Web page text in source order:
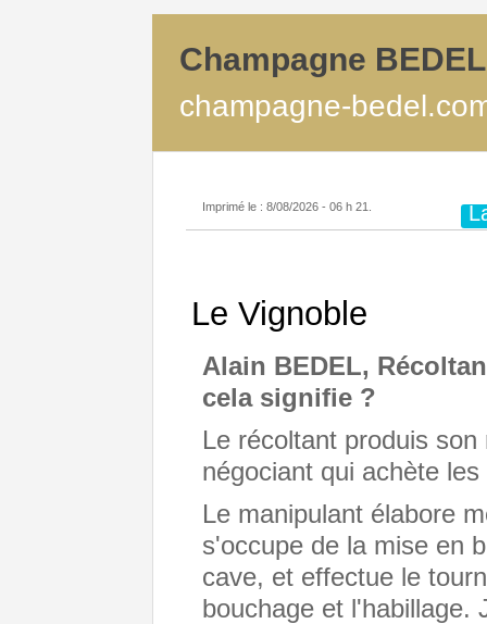
Champagne
champagne-
Imprimé le : 8/08/2026 - 06 h 21.
Le Vignoble
Alain BEDEL,
cela signifie ?
Le récoltant produis
négociant qui achète
Le manipulant élabore
s'occupe de la mise en
cave, et effectue le
bouchage et l'habillage.